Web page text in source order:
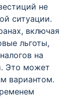
не
ситуации.
включая
льготы,
на
Это может
вариантом.